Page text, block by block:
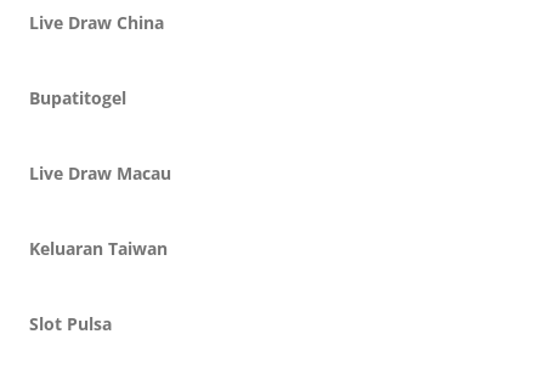
Live Draw China
Bupatitogel
Live Draw Macau
Keluaran Taiwan
Slot Pulsa